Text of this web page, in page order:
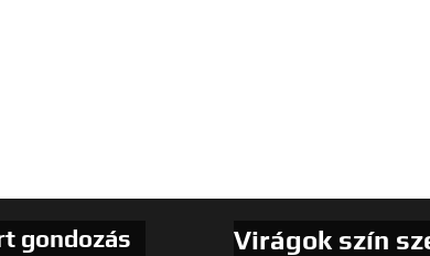
gondozás Virágok szín